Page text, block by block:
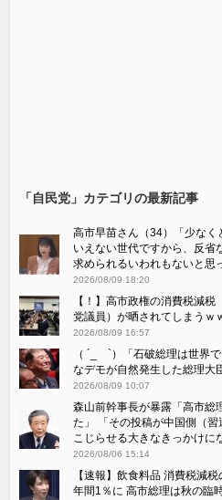
「自民党」カテゴリの最新記事
高市早苗さん（34）「少な
いえない世代ですから、反省
求められるいわれもないと思
2026/08/09 18:20
【！】高市政権の消費税減
党議員）が晒されてしまうｗ
2026/08/09 16:57
（ ´_ゝ`）「石破総理は世界
なデモが自然発生した総理大
2026/08/09 10:07
森山前幹事長が暴露「高市総
た」 「その投稿が中国側（
こじらせる大きなきっかけに
2026/08/06 15:14
【速報】飲食料品 消費税減
年間1％に 高市総理は秋の臨